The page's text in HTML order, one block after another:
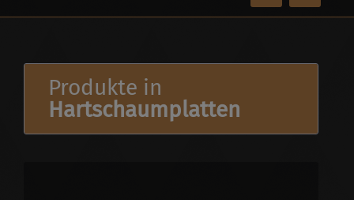
Produkte in
Hartschaumplatten